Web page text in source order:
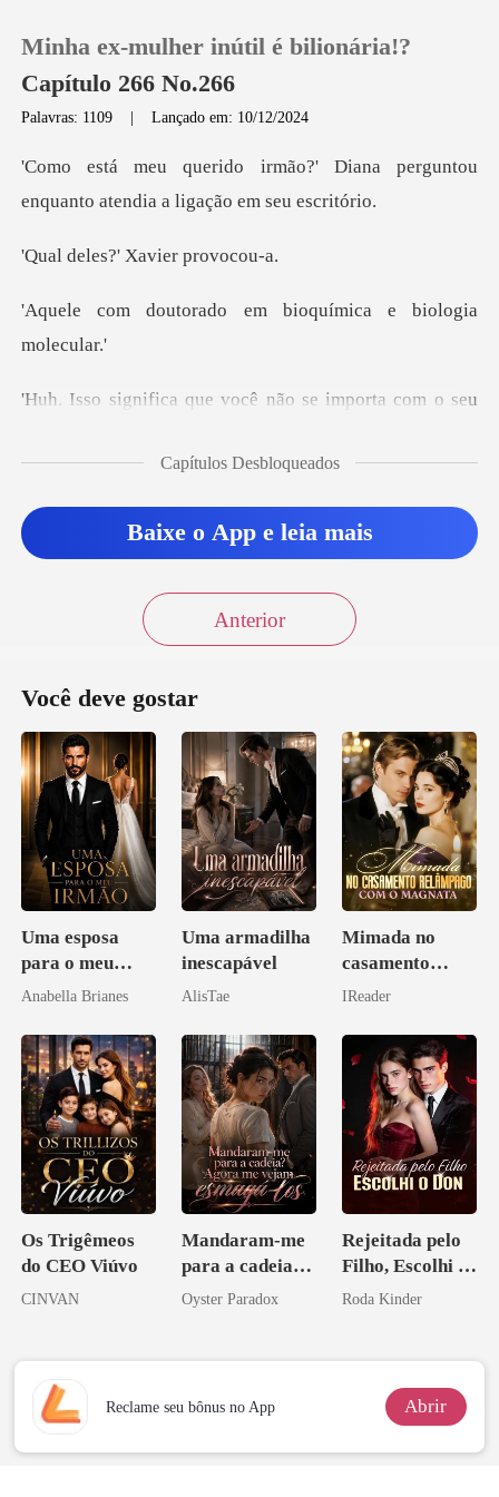
0
Minha ex-mulher inútil é bilionária!?
Capítulo 266 No.266
Palavras: 1109 |Lançado em: 10/12/2024
Diana perguntou
enquanto aten
s?' Xavier
do em bioquímica e
não se importa com o seu
Capítulos Desbloqueados
Baixe o App e leia mais
Anterior
Você deve gostar
Uma esposa
para o meu
irmão
Anabella Brianes
Uma armadilha
inescapável
AlisTae
Mimada no
casamento
relâmpago com
IReader
Os Trigêmeos
do CEO Viúvo
CINVAN
Mandaram-me
para a cadeia?
Agora me
Oyster Paradox
Rejeitada pelo
Filho, Escolhi o
Don
Roda Kinder
Reclame seu bônus no App Abrir